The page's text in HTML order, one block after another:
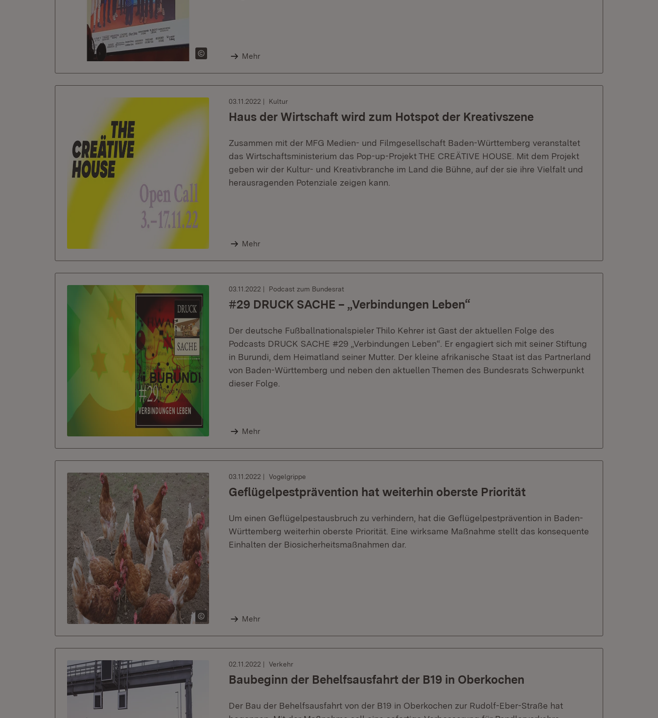
Mehr
03.11.2022 Kultur
Haus der Wirtschaft wird zum Hotspot der Kreativszene
Zusammen mit der MFG Medien- und Filmgesellschaft Baden-Württemberg veranstaltet
das Wirtschaftsministerium das Pop-up-Projekt THE CREÄTIVE HOUSE. Mit dem Projekt
geben wir der Kultur- und Kreativbranche im Land die Bühne, auf der sie ihre Vielfalt und
herausragenden Potenziale zeigen kann.
Mehr
03.11.2022 Podcast zum Bundesrat
#29 DRUCK SACHE – „Verbindungen Leben“
Der deutsche Fußballnationalspieler Thilo Kehrer ist Gast der aktuellen Folge des
Podcasts DRUCK SACHE #29 „Verbindungen Leben“. Er engagiert sich mit seiner Stiftung
in Burundi, dem Heimatland seiner Mutter. Der kleine afrikanische Staat ist das Partnerland
von Baden-Württemberg und neben den aktuellen Themen des Bundesrats Schwerpunkt
dieser Folge.
Mehr
03.11.2022 Vogelgrippe
Geflügelpestprävention hat weiterhin oberste Priorität
Um einen Geflügelpestausbruch zu verhindern, hat die Geflügelpestprävention in Baden-
Württemberg weiterhin oberste Priorität. Eine wirksame Maßnahme stellt das konsequente
Einhalten der Biosicherheitsmaßnahmen dar.
Mehr
02.11.2022 Verkehr
Baubeginn der Behelfsausfahrt der B19 in Oberkochen
Der Bau der Behelfsausfahrt von der B19 in Oberkochen zur Rudolf-Eber-Straße hat